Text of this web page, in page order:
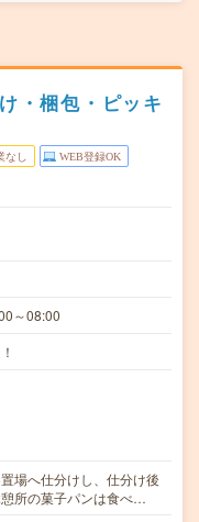
・梱包・ピッキ
なし WEB登録OK
～08:00
場へ仕分けし、仕分け後
所の菓子パンは食べ…